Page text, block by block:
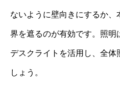
ないように壁向きにするか、
界を遮るのが有効です。照明
デスクライトを活用し、全体
しょう。